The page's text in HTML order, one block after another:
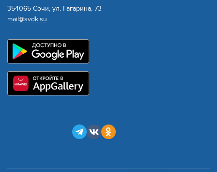
354065 Сочи, ул. Гагарина, 73
mail@svdk.su